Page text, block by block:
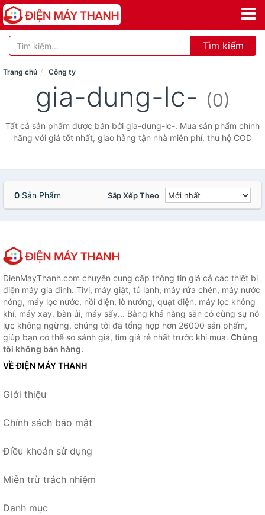
Tìm kiếm
Trang chủ Công ty
gia-dung-lc- (0)
Tất cả sản phẩm được bán bởi gia-dung-lc-. Mua sản phẩm chính
hãng với giá tốt nhất, giao hàng tận nhà miễn phí, thu hộ COD
0 Sản Phẩm Sắp Xếp Theo
DienMayThanh.com chuyên cung cấp thông tin giá cả các thiết bị
điện máy gia đình. Tivi, máy giặt, tủ lạnh, máy rửa chén, máy nước
nóng, máy lọc nước, nồi điện, lò nướng, quạt điện, máy lọc không
khí, máy xay, bàn ủi, máy sấy... Bằng khả năng sẵn có cùng sự nỗ
lực không ngừng, chúng tôi đã tổng hợp hơn 26000 sản phẩm,
giúp bạn có thể so sánh giá, tìm giá rẻ nhất trước khi mua. Chúng
tôi không bán hàng.
VỀ ĐIỆN MÁY THANH
Giới thiệu
Chính sách bảo mật
Điều khoản sử dụng
Miễn trừ trách nhiệm
Danh mục